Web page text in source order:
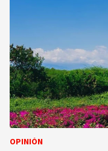
OPINIÓN